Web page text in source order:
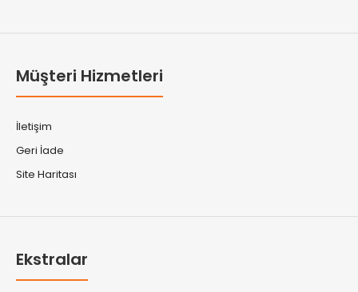
Müşteri Hizmetleri
İletişim
Geri İade
Site Haritası
Ekstralar